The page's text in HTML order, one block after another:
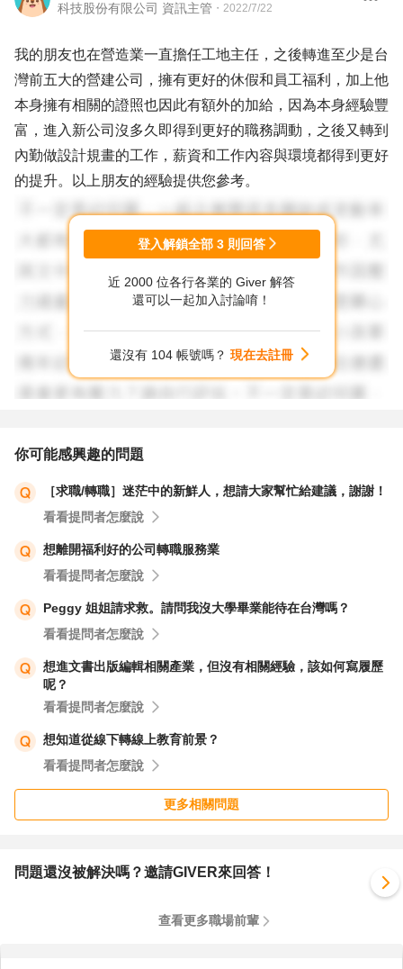
科技股份有限公司 資訊主管 ・ 2022/7/22
我的朋友也在營造業一直擔任工地主任，之後轉進至少是台
灣前五大的營建公司，擁有更好的休假和員工福利，加上他
本身擁有相關的證照也因此有額外的加給，因為本身經驗豐
富，進入新公司沒多久即得到更好的職務調動，之後又轉到
內勤做設計規畫的工作，薪資和工作內容與環境都得到更好
的提升。以上朋友的經驗提供您參考。
登入解鎖全部 3 則回答
近 2000 位各行各業的 Giver 解答
還可以一起加入討論唷！
還沒有 104 帳號嗎？ 現在去註冊
你可能感興趣的問題
［求職/轉職］迷茫中的新鮮人，想請大家幫忙給建議，謝謝！
看看提問者怎麼說
想離開福利好的公司轉職服務業
看看提問者怎麼說
Peggy 姐姐請求救。請問我沒大學畢業能待在台灣嗎？
看看提問者怎麼說
想進文書出版編輯相關產業，但沒有相關經驗，該如何寫履歷
呢？
看看提問者怎麼說
想知道從線下轉線上教育前景？
看看提問者怎麼說
更多相關問題
問題還沒被解決嗎？邀請GIVER來回答！
查看更多職場前輩